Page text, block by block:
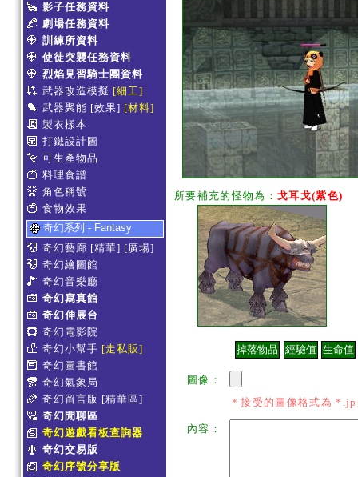
影子任務資料
劇場任務資料
訓練所資料
使徒突襲任務資料
烈焰見習騎士團資料
武器改造模擬 [細工]
武器聚能 [效果] [材料]
製衣樣本
打鐵設計圖
可生產物品
料理食譜
角色稱號
食物效果
奇幻系列 - Fantasy
奇幻藝廊 [精華] [廣場]
奇幻繪圖館
奇幻音樂廳
奇幻寫真館
奇幻伸展台
奇幻電影院
奇幻小幫手 [走私販]
奇幻圖書館
奇幻氣象局
奇幻留言版 [精華區]
奇幻閒聊區
奇幻遊戲看板查詢器
奇幻交易版
奇幻序號分享版
所要補充的怪物為：戈耳戈(紫色)
圖像：
＊接受的圖像格式為
內容：